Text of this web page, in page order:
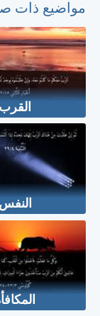
مواضيع ذات
القرب
النفس